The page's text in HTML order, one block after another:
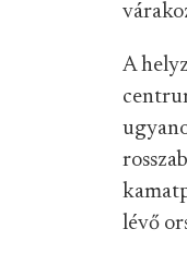
A
lévő